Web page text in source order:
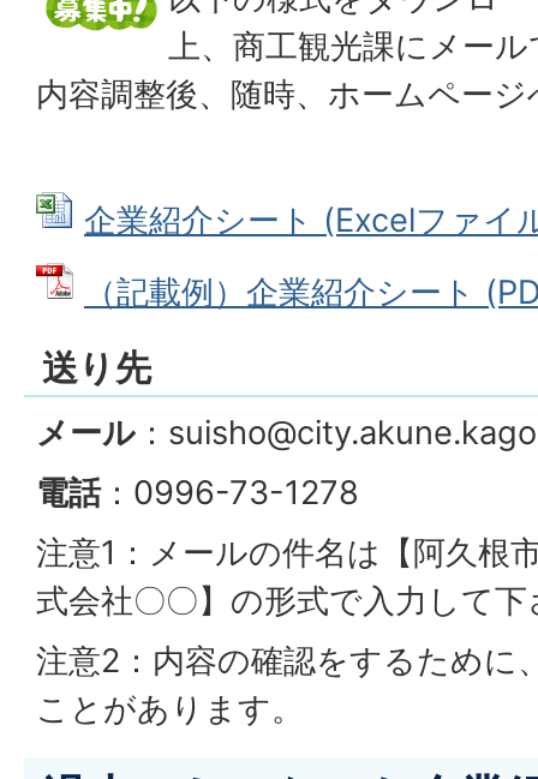
上、商工観光課にメー
内容調整後、随時、ホームペー
企業紹介シート (Excelファイ
（記載例）企業紹介シート
送り先
メール ：
電話：0996-73-1278
注意1：メールの件名は【阿久根
式会社〇〇】の形式で入力して下
注意2：内容の確認をするために
ことがあります。